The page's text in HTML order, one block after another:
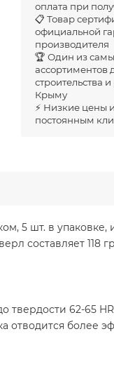
оплата при
📋 Товар
официальной
производителя
🏆 Один из
ассортиментов
строительства
Крыму
⚡ Низкие цены
постоянным
5 шт. в упаковке,
составляет 118
твердости 62-65
отводится более